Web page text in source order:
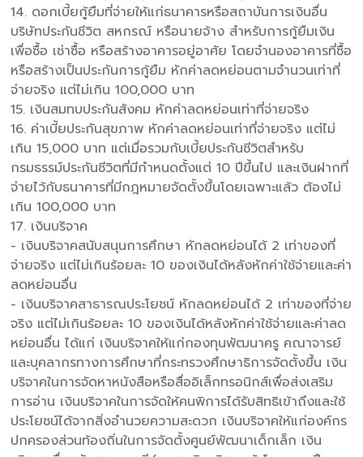
14. ดอกเบี้ยกู้ยืมที่จ่ายให้แก่ธนาคารหรือสถาบันการเงินอื่น
บริษัทประกันชีวิต สหกรณ์ หรือนายจ้าง สำหรับการกู้ยืมเงิน
เพื่อซื้อ เช่าซื้อ หรือสร้างอาคารอยู่อาศัย โดยจำนองอาคารที่ซื้อ
หรือสร้างเป็นประกันการกู้ยืม หักค่าลดหย่อนตามจำนวนเท่าที่
จ่ายจริง แต่ไม่เกิน 100,000 บาท
15. เงินสมทบประกันสังคม หักค่าลดหย่อนเท่าที่จ่ายจริง
16. ค่าเบี้ยประกันสุขภาพ หักค่าลดหย่อนเท่าที่จ่ายจริง แต่ไม่
เกิน 15,000 บาท แต่เมื่อรวมกับเบี้ยประกันชีวิตสำหรับ
กรมธรรม์ประกันชีวิตที่มีกำหนดตั้งแต่ 10 ปีขึ้นไป และเงินฝากที่
จ่ายไว้กับธนาคารที่มีกฎหมายจัดตั้งขึ้นโดยเฉพาะแล้ว ต้องไม่
เกิน 100,000 บาท
17. เงินบริจาค
- เงินบริจาคสนับสนุนการศึกษา หักลดหย่อนได้ 2 เท่าของที่
จ่ายจริง แต่ไม่เกินร้อยละ 10 ของเงินได้หลังหักค่าใช้จ่ายและค่า
ลดหย่อนอื่น
- เงินบริจาคสาธารณประโยชน์ หักลดหย่อนได้ 2 เท่าของที่จ่าย
จริง แต่ไม่เกินร้อยละ 10 ของเงินได้หลังหักค่าใช้จ่ายและค่าลด
หย่อนอื่น ได้แก่ เงินบริจาคให้แก่กองทุนพัฒนาครู คณาจารย์
และบุคลากรทางการศึกษาที่กระทรวงศึกษาธิการจัดตั้งขึ้น เงิน
บริจาคในการจัดหาหนังสือหรือสื่ออิเล็กทรอนิกส์เพื่อส่งเสริม
การอ่าน เงินบริจาคในการจัดให้คนพิการได้รับสิทธิเข้าถึงและใช้
ประโยชน์ได้จากสิ่งอำนวยความสะดวก เงินบริจาคให้แก่องค์กร
ปกครองส่วนท้องถิ่นในการจัดตั้งศูนย์พัฒนาเด็กเล็ก เงิน